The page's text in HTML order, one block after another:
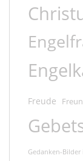
Freude
Gedanken-